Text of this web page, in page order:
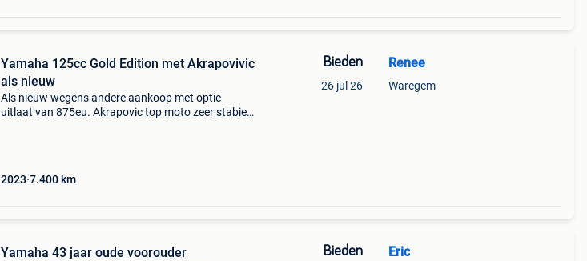
Yamaha 125cc Gold Edition met Akrapovivic
als nieuw
Als nieuw wegens andere aankoop met optie
uitlaat van 875eu. Akrapovic top moto zeer stabiel
2023 7.400 km
Bieden
26 jul 26
Renee
Waregem
Yamaha 43 jaar oude voorouder Bieden Eric